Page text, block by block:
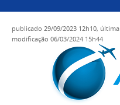
publicado 29/09/2023 12h10, última
modificação 06/03/2024 15h44